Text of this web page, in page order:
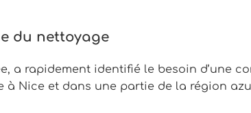
du nettoyage
a rapidement identifié le besoin d’une
à Nice et dans une partie de la région